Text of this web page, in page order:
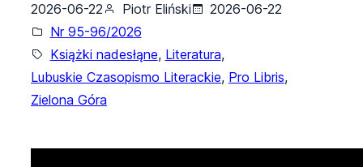
2026-06-22 Piotr Eliński
2026-06-22
Nr 95-96/2026
Książki nadesłąne, Literatura,
Lubuskie Czasopismo Literackie, Pro Libris,
Zielona Góra